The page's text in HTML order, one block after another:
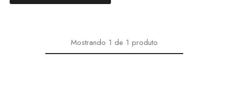
Mostrando 1 de 1 produto